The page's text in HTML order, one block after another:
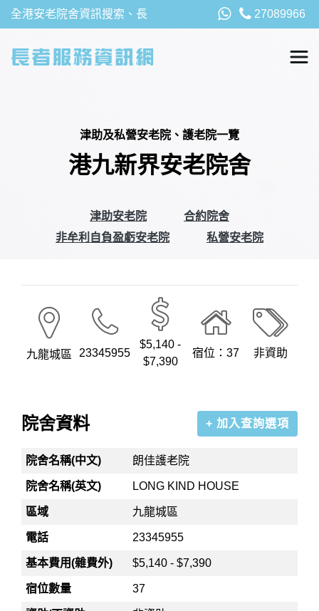
全港安老院舍資訊搜索、長 27089966
津助及私營安老院、護老院一覽
港九新界安老院舍
津助安老院
合約院舍
非牟利自負盈虧安老院
私營安老院
九龍城區 23345955
$5,140 -
$7,390
宿位：37 非資助
院舍資料 + 加入查詢選項
院舍名稱(中文) 朗佳護老院
院舍名稱(英文) LONG KIND HOUSE
區域 九龍城區
電話 23345955
基本費用(雜費外) $5,140 - $7,390
宿位數量 37